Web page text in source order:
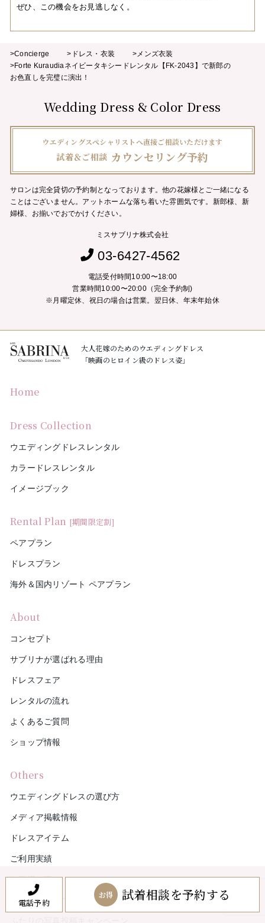
電話予約
お得 試着相談を予約する
ぜひ、この機会をお見逃しなく。
>Concierge >ドレス・衣装
>メンズ衣装
>Forte Kuraudiaネイビータキシードレンタル【FK-2043】で新郎の
お色直しを完璧に演出！
Wedding Dress & Color Dress
ウエディングスペシャリストへ直接ご相談いただけます
試着＆ご相談 カウンセリング予約
サロンは完全貸切の予約制となっております。他の花嫁様とご一緒になる
ことはございません。 アットホームな落ち着いた雰囲気です。新郎様、新
婦様、お揃いでおでかけください。
ミスサブリナ株式会社
03-6427-4562
電話受付時間10:00〜18:00
営業時間10:00〜20:00（完全予約制)
※月曜定休、祝日の場合は営業。翌日休、年末年始休
大人花嫁のためのウエディングドレス
「映画のヒロイン級のドレス姿」
Home
Dress Collection
ウエディングドレスレンタル
カラードレスレンタル
イメージブック
Rental Plan [期間限定割]
ペアプラン
ドレスプラン
海外＆国内リゾート ペアプラン
About
コンセプト
サブリナが選ばれる理由
ドレスフェア
レンタルの流れ
よくあるご質問
ショップ情報
Others
ウエディングドレスの選び方
メディア掲載情報
ドレスアイテム
ご利用実績
お客様の声
お友達紹介について